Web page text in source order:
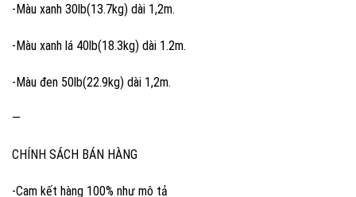
-Màu xanh 30lb(13.7kg) dài 1,2m.
-Màu xanh lá 40lb(18.3kg) dài 1.2m.
-Màu đen 50lb(22.9kg) dài 1,2m.
—
CHÍNH SÁCH BÁN HÀNG
-Cam kết hàng 100% như mô tả